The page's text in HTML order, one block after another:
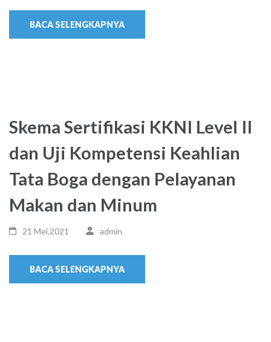
BACA SELENGKAPNYA
Skema Sertifikasi KKNI Level II
dan Uji Kompetensi Keahlian
Tata Boga dengan Pelayanan
Makan dan Minum
21 Mei,2021 admin
BACA SELENGKAPNYA